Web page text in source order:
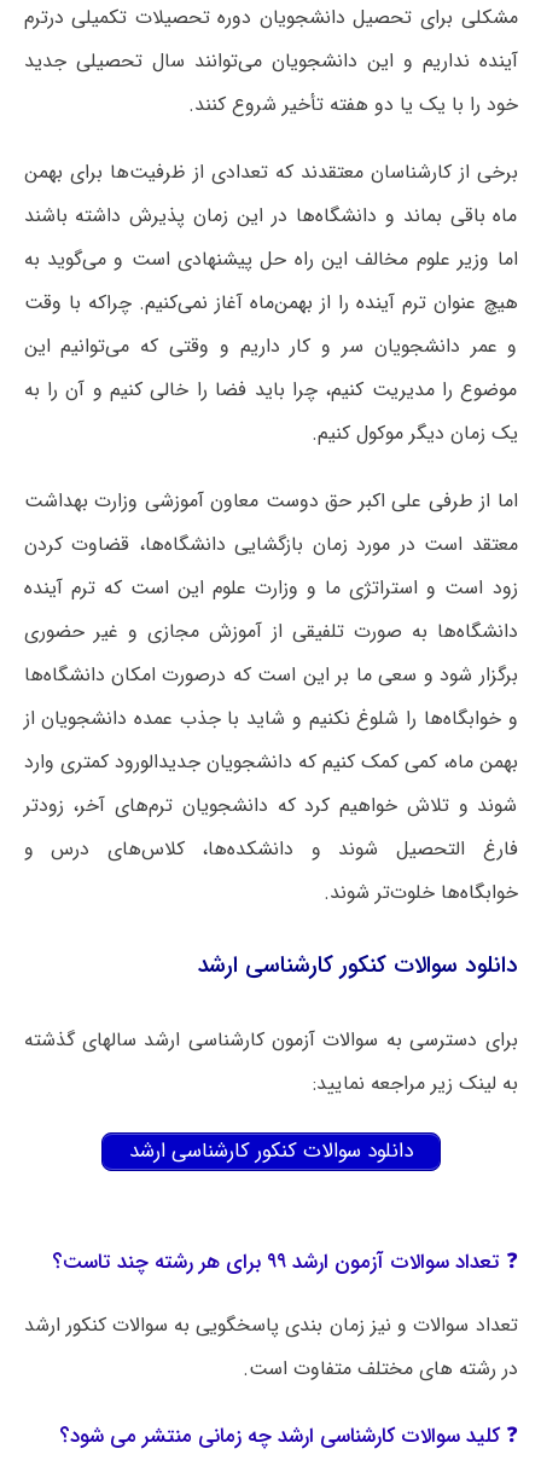
مشکلی برای تحصیل دانشجویان دوره تحصیلات تکمیلی درترم
آینده نداریم و این دانشجویان می‌توانند سال تحصیلی جدید
خود را با یک یا دو هفته تأخیر شروع کنند.
برخی از کارشناسان معتقدند که تعدادی از ظرفیت‌ها برای بهمن
ماه باقی بماند و دانشگاه‌ها در این زمان پذیرش داشته باشند
اما وزیر علوم مخالف این راه حل پیشنهادی است و می‌گوید به
هیچ عنوان ترم آینده را از بهمن‌ماه آغاز نمی‌کنیم. چراکه با وقت
و عمر دانشجویان سر و کار داریم و وقتی که می‌توانیم این
موضوع را مدیریت کنیم، چرا باید فضا را خالی کنیم و آن را به
یک زمان دیگر موکول کنیم.
اما از طرفی علی اکبر حق دوست معاون آموزشی وزارت بهداشت
معتقد است در مورد زمان بازگشایی دانشگاه‌ها، قضاوت کردن
زود است و استراتژی ما و وزارت علوم این است که‌ ترم آینده
دانشگاه‌ها به صورت تلفیقی از آموزش مجازی و غیر حضوری
برگزار شود و سعی ما بر این است که درصورت امکان دانشگاه‌ها
و خوابگاه‌ها را شلوغ نکنیم و شاید با جذب عمده دانشجویان از
بهمن ماه، کمی کمک کنیم که دانشجویان جدیدالورود کمتری وارد
شوند و تلاش خواهیم کرد که دانشجویان ترم‌های آخر، زودتر
فارغ التحصیل شوند و دانشکده‌ها، کلاس‌های درس و
خوابگاه‌ها خلوت‌تر شوند.
دانلود سوالات کنکور کارشناسی ارشد
برای دسترسی به سوالات آزمون کارشناسی ارشد سالهای گذشته
به لینک زیر مراجعه نمایید:
دانلود سوالات کنکور کارشناسی ارشد
❓ تعداد سوالات آزمون ارشد ۹۹ برای هر رشته چند تاست؟
تعداد سوالات و نیز زمان بندی پاسخگویی به سوالات کنکور ارشد
در رشته های مختلف متفاوت است.
❓ کلید سوالات کارشناسی ارشد چه زمانی منتشر می شود؟